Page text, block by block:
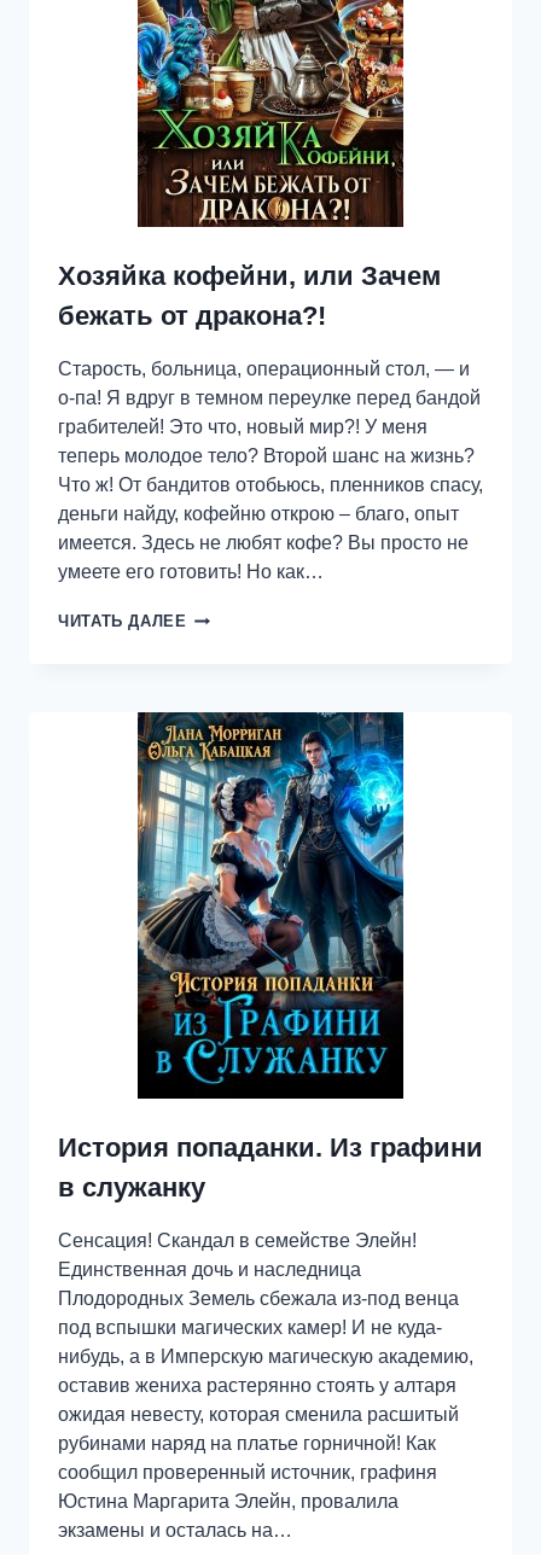
Хозяйка кофейни, или Зачем
бежать от дракона?!
Старость, больница, операционный стол, — и
о-па! Я вдруг в темном переулке перед бандой
грабителей! Это что, новый мир?! У меня
теперь молодое тело? Второй шанс на жизнь?
Что ж! От бандитов отобьюсь, пленников спасу,
деньги найду, кофейню открою – благо, опыт
имеется. Здесь не любят кофе? Вы просто не
умеете его готовить! Но как…
ЧИТАТЬ ДАЛЕЕ ХОЗЯЙКА
БЕЖАТЬ
ОТ
ДРАКОНА?!
История попаданки. Из графини
в служанку
Сенсация! Скандал в семействе Элейн!
Единственная дочь и наследница
Плодородных Земель сбежала из-под венца
под вспышки магических камер! И не куда-
нибудь, а в Имперскую магическую академию,
оставив жениха растерянно стоять у алтаря
ожидая невесту, которая сменила расшитый
рубинами наряд на платье горничной! Как
сообщил проверенный источник, графиня
Юстина Маргарита Элейн, провалила
экзамены и осталась на…